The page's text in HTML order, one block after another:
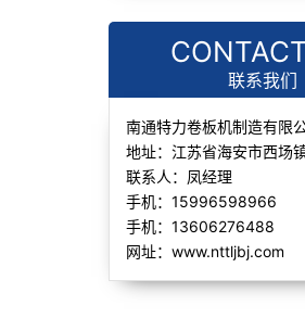
联系我们
南通特力卷板机制造有限
地址：江苏省海安市西场
联系人：凤经理
手机：15996598966
手机：13606276488
网址：www.nttljbj.com